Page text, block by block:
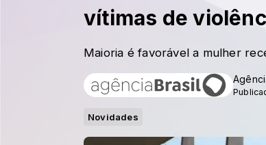
vítimas de
Maioria é favorável a mulher
Novidades